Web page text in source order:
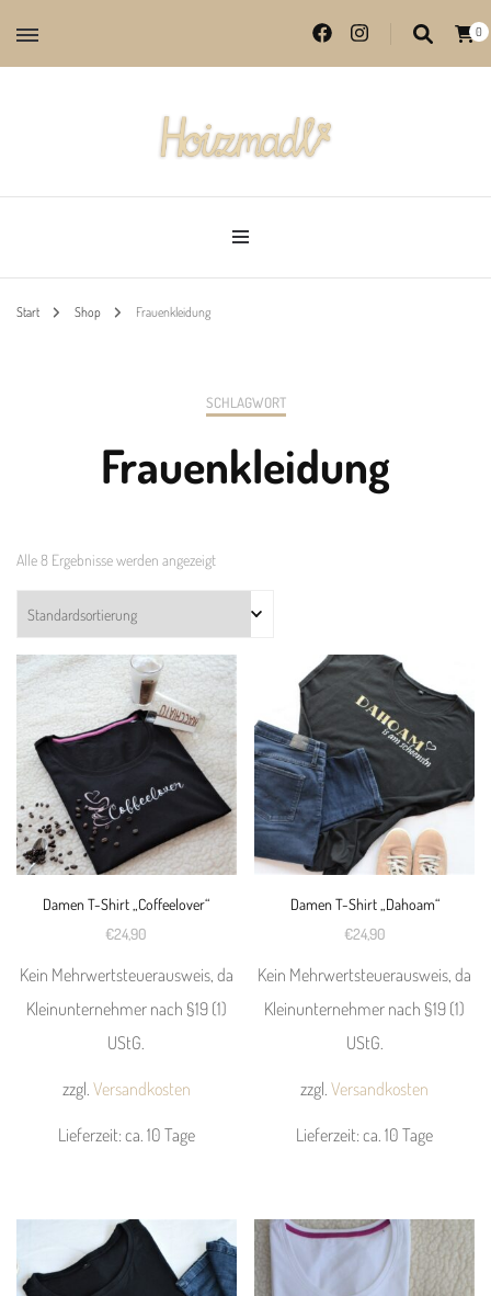
0
Hoizmadl
Start Shop Frauenkleidung
SCHLAGWORT
Frauenkleidung
Alle 8 Ergebnisse werden angezeigt
Damen T-Shirt „Coffeelover“
€24,90
Kein Mehrwertsteuerausweis, da
Kleinunternehmer nach §19 (1)
UStG.
zzgl. Versandkosten
Lieferzeit:ca. 10 Tage
weist
mehrere
Damen T-Shirt „Dahoam“
€24,90
Kein Mehrwertsteuerausweis, da
Kleinunternehmer nach §19 (1)
UStG.
zzgl.Versandkosten
Lieferzeit:ca. 10 Tage
weist
mehrere